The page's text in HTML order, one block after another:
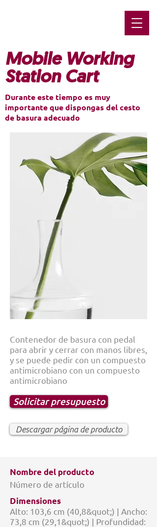
Mobile Working
Station Cart
Durante este tiempo es muy
importante que dispongas del cesto
de basura adecuado
Contenedor de basura con pedal
para abrir y cerrar con manos libres,
y se puede pedir con un compuesto
antimicrobiano con un compuesto
antimicrobiano
Solicitar presupuesto
Descargar página de producto
Nombre del producto
Número de artículo
Dimensiones
Alto: 103,6 cm (40,8&quot;) | Ancho:
73,8 cm (29,1&quot;) | Profundidad: